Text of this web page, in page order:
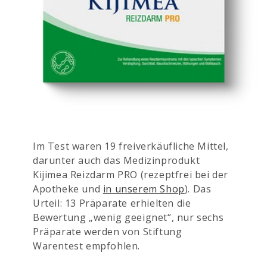
Im Test waren 19 freiverkäufliche Mittel,
darunter auch das Medizinprodukt
Kijimea Reizdarm PRO (rezeptfrei bei der
Apotheke und in unserem Shop). Das
Urteil: 13 Präparate erhielten die
Bewertung „wenig geeignet“, nur sechs
Präparate werden von Stiftung
Warentest empfohlen.